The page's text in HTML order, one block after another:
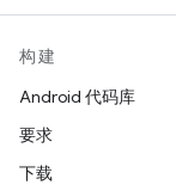
构建
Android 代码库
要求
下载